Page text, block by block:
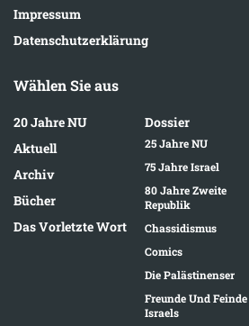
Impressum
Datenschutzerklärung
Wählen Sie aus
20 Jahre NU
Aktuell
Archiv
Bücher
Das Vorletzte Wort
Dossier
25 Jahre NU
75 Jahre Israel
80 Jahre Zweite
Republik
Chassidismus
Comics
Die Palästinenser
Freunde Und Feinde
Israels